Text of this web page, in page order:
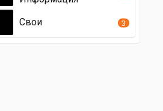
Свои 3